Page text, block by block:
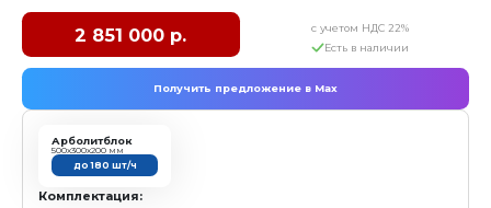
4. Поддон технологический - 4 шт
5. Пуансон матрица арболитблок 500*300*200
6. Бункер смеси "Б"
7. Модуль подачи поддонов "П"
9. Конвейер ленточный КЛ-300-3,5